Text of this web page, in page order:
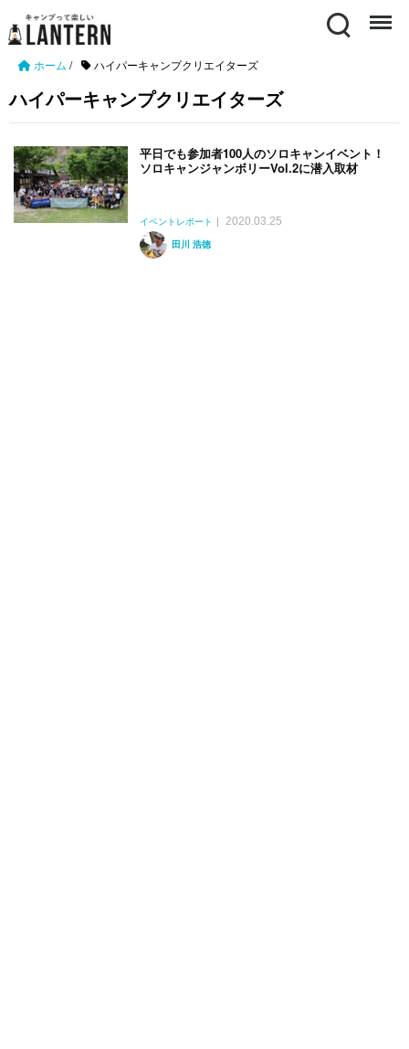
Search Menu
ホーム / ハイパーキャンプクリエイターズ
ハイパーキャンプクリエイターズ
平日でも参加者100人のソロキャンイベント！
ソロキャンジャンボリーVol.2に潜入取材
イベントレポート
2020.03.25
田川 浩徳